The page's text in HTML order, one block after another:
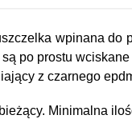
wpinana do
po prostu
z czarnego
Minimalna